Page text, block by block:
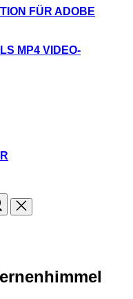
FÜR ADOBE
MP4 VIDEO-